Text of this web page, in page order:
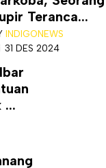
Teranca...
INDIGONEWS
31 DES 2024
...